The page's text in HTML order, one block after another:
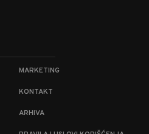
MARKETING
KONTAKT
ARHIVA